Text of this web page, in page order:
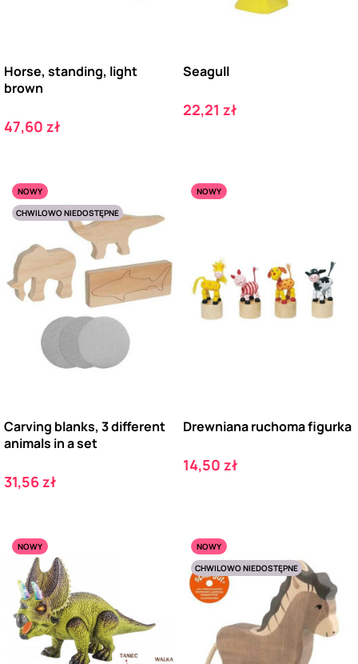
Horse, standing, light
brown
Cena
47,60 zł
Seagull
Cena
22,21 zł
NOWY
CHWILOWO NIEDOSTĘPNE
Carving blanks, 3 different
animals in a set
Cena
31,56 zł
NOWY
Drewniana ruchoma figurka
Cena
14,50 zł
NOWY
NOWY
CHWILOWO NIEDOSTĘPNE